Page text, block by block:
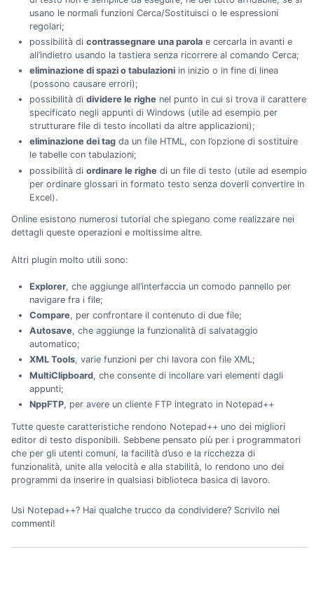
usano le normali funzioni Cerca/Sostituisci o le espressioni
regolari;
possibilità di contrassegnare una parolae cercarla in avanti e
all’indietro usando la tastiera senza ricorrere al comando Cerca;
eliminazione di spazi o tabulazioniin inizio o in fine di linea
(possono causare errori);
possibilità di dividere le righenel punto in cui si trova il carattere
specificato negli appunti di Windows (utile ad esempio per
strutturare file di testo incollati da altre applicazioni);
eliminazione dei tagda un file HTML, con l’opzione di sostituire
le tabelle con tabulazioni;
possibilità di ordinare le righedi un file di testo (utile ad esempio
per ordinare glossari in formato testo senza doverli convertire in
Excel).
Online esistono numerosi tutorial che spiegano come realizzare nei
dettagli queste operazioni e moltissime altre.
Altri plugin molto utili sono:
Explorer, che aggiunge all’interfaccia un comodo pannello per
navigare fra i file;
Compare, per confrontare il contenuto di due file;
Autosave, che aggiunge la funzionalità di salvataggio
automatico;
XML Tools, varie funzioni per chi lavora con file XML;
MultiClipboard, che consente di incollare vari elementi dagli
appunti;
NppFTP, per avere un cliente FTP integrato in Notepad++
Tutte queste caratteristiche rendono Notepad++ uno dei migliori
editor di testo disponibili. Sebbene pensato più per i programmatori
che per gli utenti comuni, la facilità d’uso e la ricchezza di
funzionalità, unite alla velocità e alla stabilità, lo rendono uno dei
programmi da inserire in qualsiasi biblioteca basica di lavoro.
Usi Notepad++? Hai qualche trucco da condividere? Scrivilo nei
commenti!